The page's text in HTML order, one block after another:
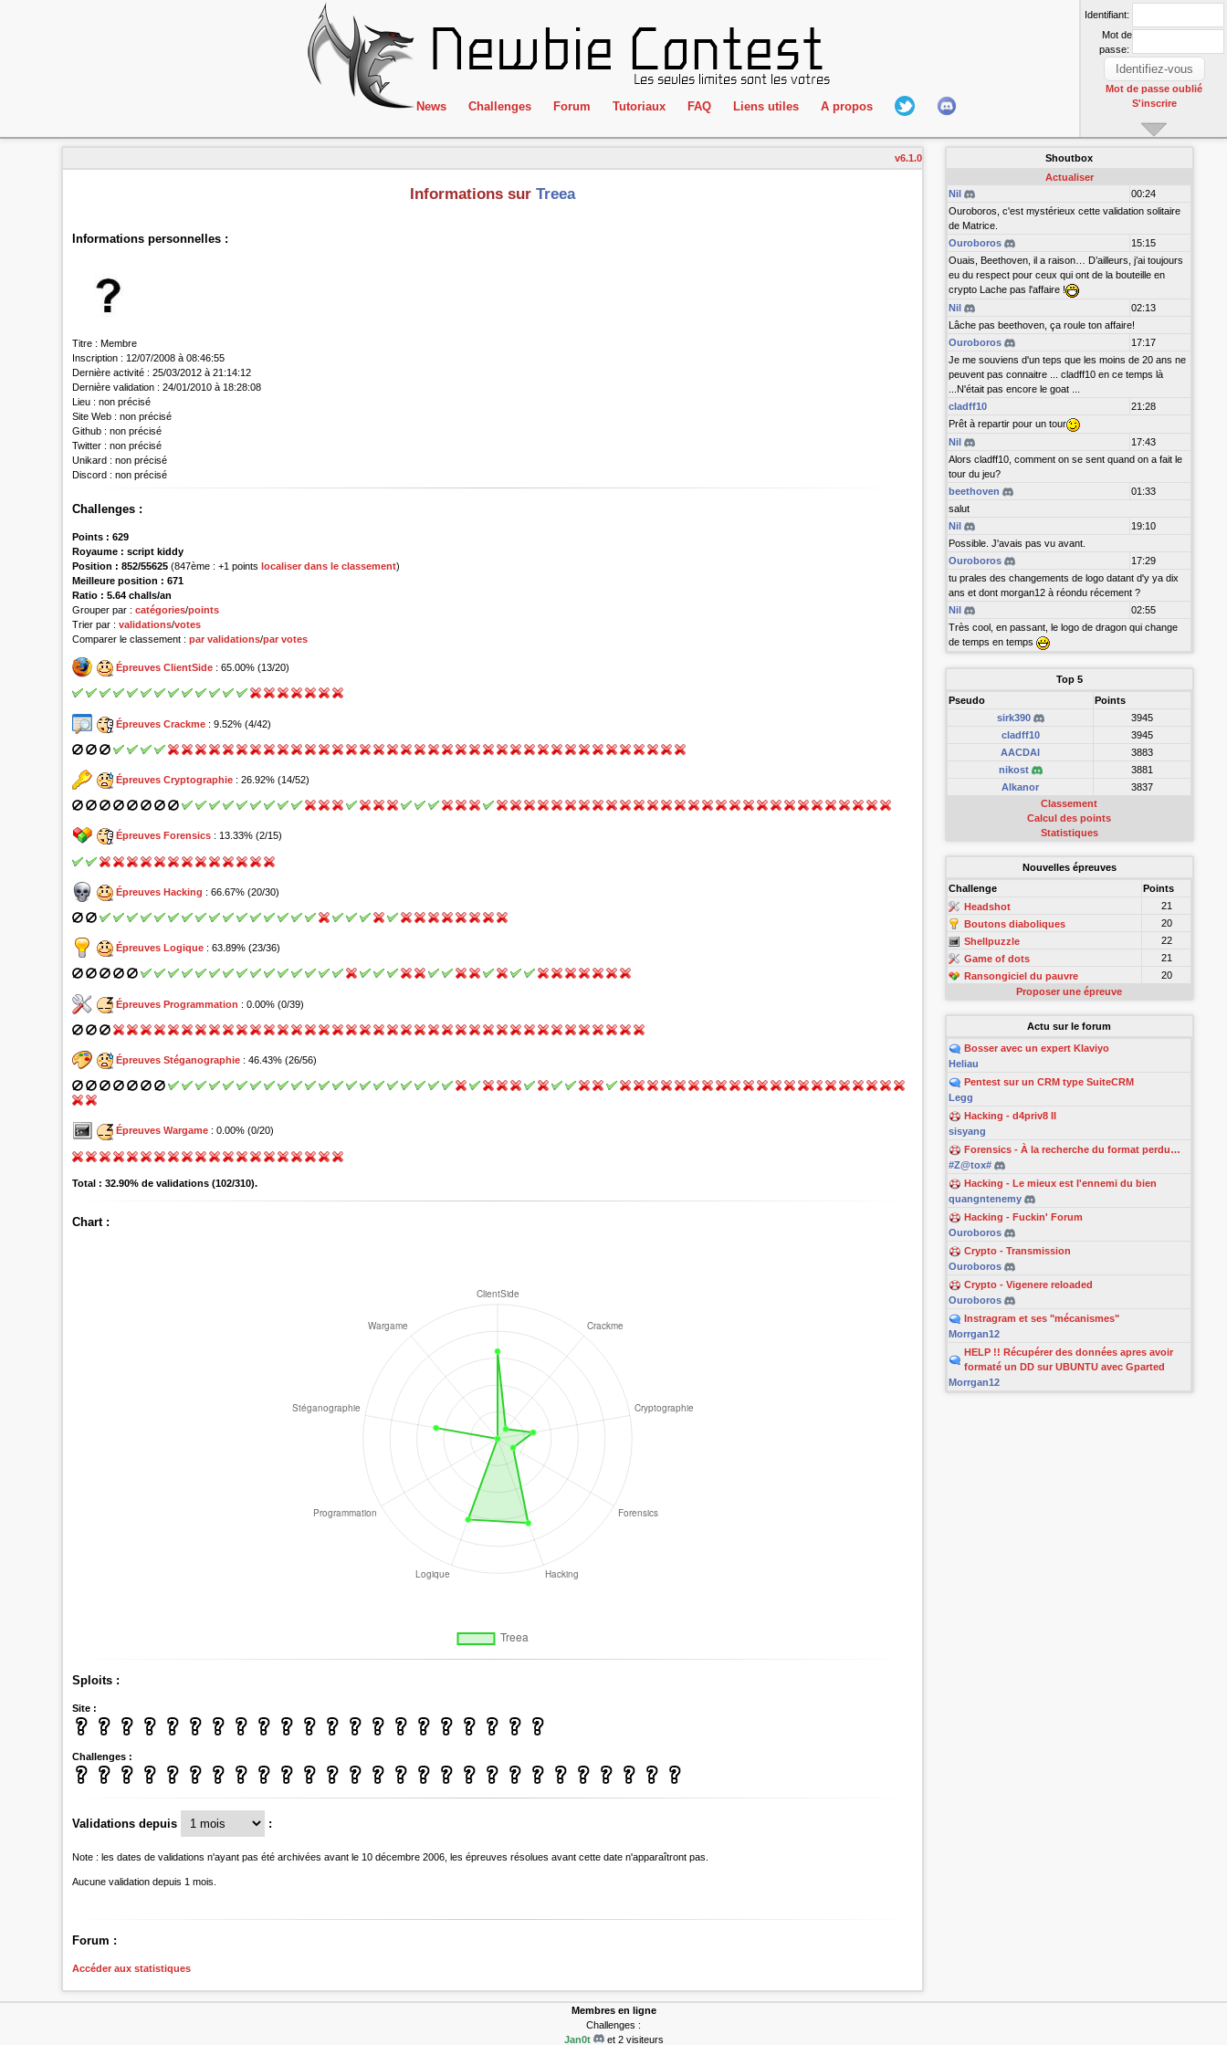
News Challenges
ClientSide
Forensics
Forum Tutoriaux FAQ Liens utiles
IRC
Newbie Connect
A propos
L'équipe
Hall Of Fame
Identifiant:
Mot de
passe:
Mot de passe oublié
S'inscrire
v6.1.0
Informations surTreea
Informations personnelles :
Titre : Membre
Inscription : 12/07/2008 à 08:46:55
Dernière activité : 25/03/2012 à 21:14:12
Dernière validation : 24/01/2010 à 18:28:08
Lieu : non précisé
Site Web : non précisé
Github : non précisé
Twitter : non précisé
Unikard : non précisé
Discord : non précisé
Challenges :
Points : 629
Royaume : script kiddy
Position : 852/55625(847ème : +1 pointslocaliser dans le classement)
Meilleure position : 671
Ratio : 5.64 challs/an
Grouper par :catégories/points
Trier par :validations/votes
Comparer le classement :par validations/par votes
Épreuves ClientSide : 65.00% (13/20)
Épreuves Crackme : 9.52% (4/42)
Épreuves Cryptographie : 26.92% (14/52)
Épreuves Forensics : 13.33% (2/15)
Épreuves Hacking : 66.67% (20/30)
Épreuves Logique : 63.89% (23/36)
Épreuves Programmation : 0.00% (0/39)
Épreuves Stéganographie : 46.43% (26/56)
Épreuves Wargame : 0.00% (0/20)
Total : 32.90% de validations (102/310).
Chart :
Sploits :
Site :
Challenges :
Validations depuis :
Note : les dates de validations n'ayant pas été archivées avant le 10 décembre 2006, les épreuves résolues avant cette date n'apparaîtront pas.
Aucune validation depuis 1 mois.
Forum :
Accéder aux statistiques
Shoutbox
Actualiser
Nil
00:24
Ouroboros, c'est mystérieux cette validation solitaire
de Matrice.
Ouroboros
15:15
Ouais, Beethoven, il a raison… D’ailleurs, j’ai toujours
eu du respect pour ceux qui ont de la bouteille en
crypto Lache pas l'affaire !
Nil
02:13
Lâche pas beethoven, ça roule ton affaire!
Ouroboros
17:17
Je me souviens d'un teps que les moins de 20 ans ne
peuvent pas connaitre ... cladff10 en ce temps là
...N'était pas encore le goat ...
cladff10
21:28
Prêt à repartir pour un tour
Nil
17:43
Alors cladff10, comment on se sent quand on a fait le
tour du jeu?
beethoven
01:33
salut
Nil
19:10
Possible. J'avais pas vu avant.
Ouroboros
17:29
tu prales des changements de logo datant d'y ya dix
ans et dont morgan12 à réondu récement ?
Nil
02:55
Très cool, en passant, le logo de dragon qui change
de temps en temps
Top 5
Pseudo
Points
sirk390
3945
cladff10
3945
AACDAI
3883
nikost
3881
Alkanor
3837
Classement
Calcul des points
Statistiques
Nouvelles épreuves
Challenge
Points
Headshot
21
Boutons diaboliques
20
Shellpuzzle
22
Game of dots
21
Ransongiciel du pauvre
20
Proposer une épreuve
Actu sur le forum
Bosser avec un expert Klaviyo
Heliau
Pentest sur un CRM type SuiteCRM
Legg
Hacking - d4priv8 II
sisyang
Forensics - À la recherche du format perdu…
#Z@tox#
Hacking - Le mieux est l'ennemi du bien
quangntenemy
Hacking - Fuckin' Forum
Ouroboros
Crypto - Transmission
Ouroboros
Crypto - Vigenere reloaded
Ouroboros
Instragram et ses "mécanismes"
Morrgan12
HELP !! Récupérer des données apres avoir
formaté un DD sur UBUNTU avec Gparted
Morrgan12
Membres en ligne
Challenges :
Jan0t
et 2 visiteurs